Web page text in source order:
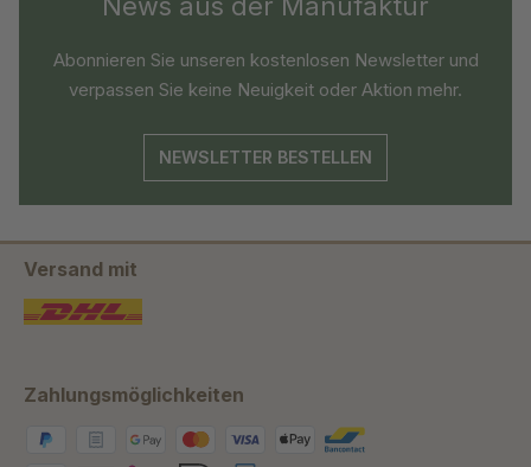
Abonnieren Sie unseren kostenlosen Newsletter und
verpassen Sie keine Neuigkeit oder Aktion mehr.
NEWSLETTER BESTELLEN
Versand mit
Zahlungsmöglichkeiten